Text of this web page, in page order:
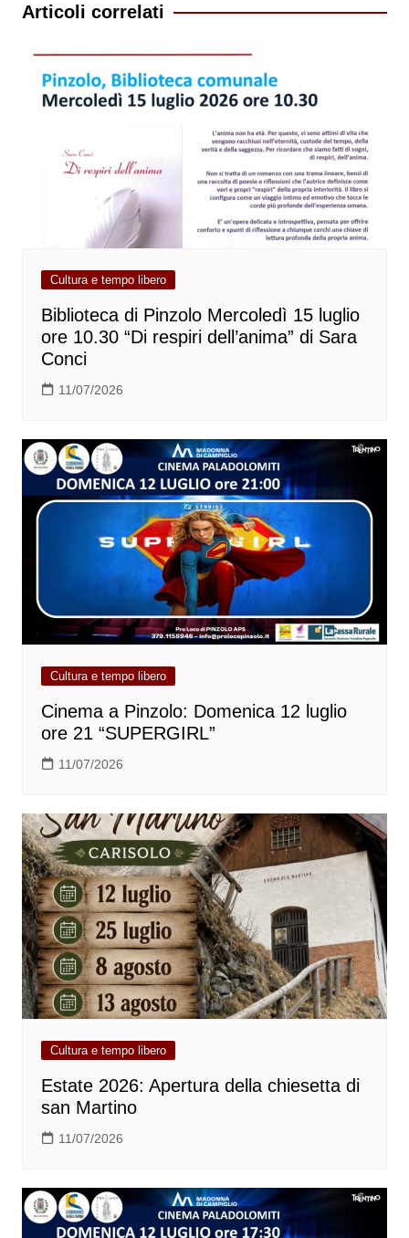
Articoli correlati
Cultura e tempo libero
Biblioteca di Pinzolo Mercoledì 15 luglio
ore 10.30 “Di respiri dell’anima” di Sara
Conci
11/07/2026
Cultura e tempo libero
Cinema a Pinzolo: Domenica 12 luglio
ore 21 “SUPERGIRL”
11/07/2026
Cultura e tempo libero
Estate 2026: Apertura della chiesetta di
san Martino
11/07/2026